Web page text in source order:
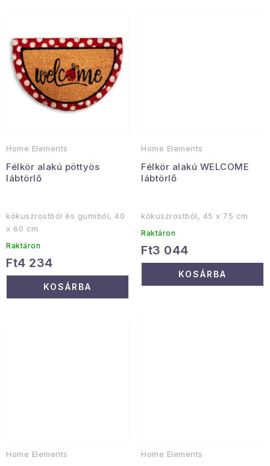
Veľkoobchodná spolupráca
A személyes adatok védelmének feltételei
Hogyan kell panaszkodni / visszaadni az áruka
Kereskedelem feltételes
Home Elements
Félkör alakú pöttyös
lábtörlő
kókuszrostból és gumiból, 40
x 60 cm
Raktáron
Ft4 234
KOSÁRBA
Home Elements
Félkör alakú WELCOME
lábtörlő
kókuszrostból, 45 x 75 cm
Raktáron
Ft3 044
KOSÁRBA
Home Elements Home Elements